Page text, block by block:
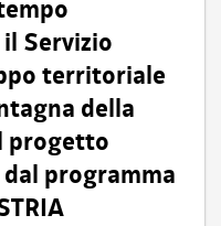
Servizio
territoriale
della
progetto
dal programma